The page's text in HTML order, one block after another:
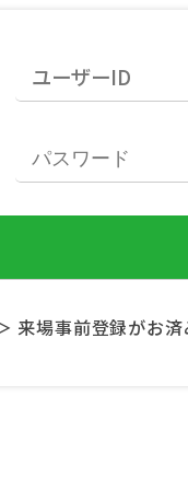
来場事前登録がお